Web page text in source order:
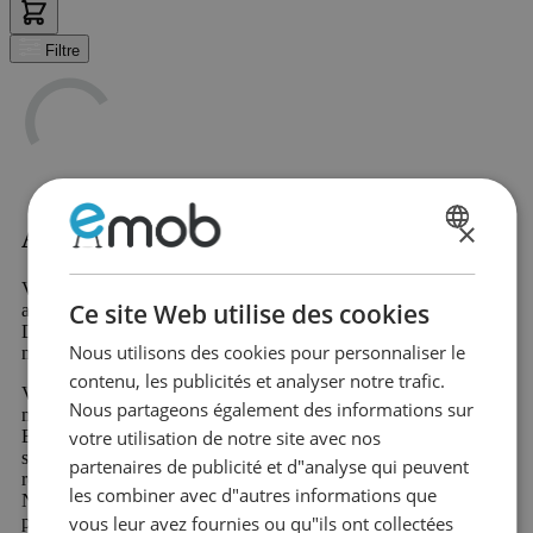
Filtre
Acheter Lits simples en métal - Noir?
Vous cherchez Lits simples en métal - Noir ? Alors vous êtes
assuré de réussir chez Emob, votre magasin de meubles en ligne.
Dans notre vaste gamme, vous trouverez plus de 10 000 beaux
meubles et produits de décoration d'intérieur attrayants
Votre nouveau produit préféré dans la catégorie Lits simples en
métal - Noir vous sera expédié rapidement et avantageusement.
Beaucoup de nos produits sont disponibles immédiatement et
sont livrés rapidement. De plus, vous bénéficiez d'un droit de
retour de 60 jours et d'une garantie de 2 ans sur tous les meubles.
Nouveau chez Emob et unique dans le secteur, l'option de post-
paiement gratuit ou de paiement fractionné.
×
Ce site Web utilise des cookies
Nous utilisons des cookies pour personnaliser le
contenu, les publicités et analyser notre trafic.
Nous partageons également des informations sur
votre utilisation de notre site avec nos
partenaires de publicité et d"analyse qui peuvent
les combiner avec d"autres informations que
vous leur avez fournies ou qu"ils ont collectées